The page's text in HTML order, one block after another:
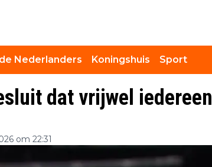
Nederlanders Koningshuis Sport
dat vrijwel iedereen
om 22:31